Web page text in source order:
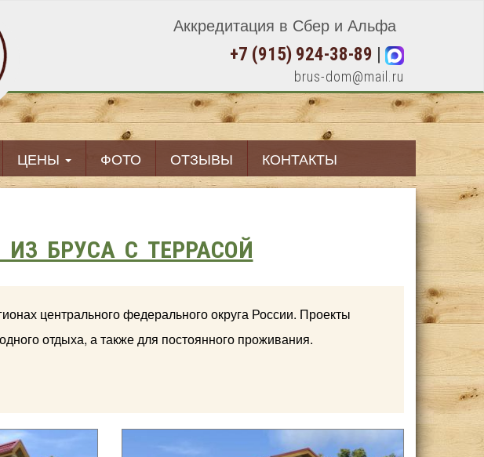
Аккредитация в Сбер и Альфа
+7 (915) 924-38-89
brus-dom@mail.ru
ЦЕНЫ ФОТО ОТЗЫВЫ КОНТАКТЫ
БРУСА С ТЕРРАСОЙ
центрального федерального округа России. Проекты
отдыха, а также для постоянного проживания.